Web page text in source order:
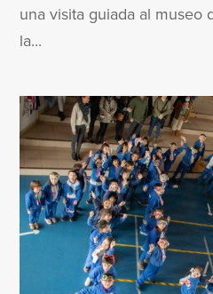
una visita guiada al museo
la...